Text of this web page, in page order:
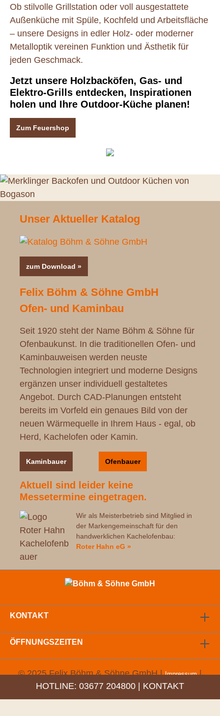
Ob stilvolle Grillstation oder voll ausgestattete
Außenküche mit Spüle, Kochfeld und Arbeitsfläche
– unsere Designs in edler Holz- oder moderner
Metalloptik vereinen Funktion und Ästhetik für
jeden Geschmack.
Jetzt unsere Holzbacköfen, Gas- und
Elektro-Grills entdecken, Inspirationen
holen und Ihre Outdoor-Küche planen!
Zum Feuershop
Unser Aktueller Katalog
zum Download »
Felix Böhm & Söhne GmbH
Ofen- und Kaminbau
Seit 1920 steht der Name Böhm & Söhne für
Ofenbaukunst. In die traditionellen Ofen- und
Kaminbauweisen werden neuste
Technologien integriert und moderne Designs
ergänzen unser individuell gestaltetes
Angebot. Durch CAD-Planungen entsteht
bereits im Vorfeld ein genaues Bild von der
neuen Wärmequelle in Ihrem Haus - egal, ob
Herd, Kachelofen oder Kamin.
Kaminbauer Ofenbauer
Aktuell sind leider keine
Messetermine eingetragen.
Wir als Meisterbetrieb sind Mitglied in
der Markengemeinschaft für den
handwerklichen Kachelofenbau:
Roter Hahn eG »
KONTAKT
ÖFFNUNGSZEITEN
© 2025 Felix Böhm & Söhne GmbH |Impressum|
Datenschutz
HOTLINE: 03677 204800 KONTAKT